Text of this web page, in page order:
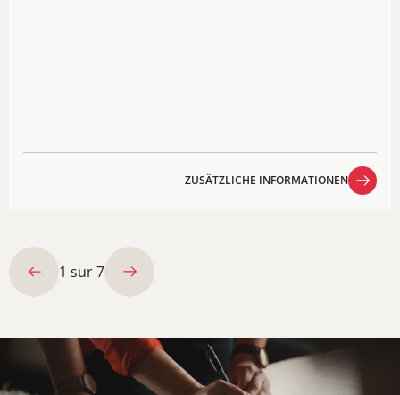
ZUSÄTZLICHE INFORMATIONEN
1 sur7